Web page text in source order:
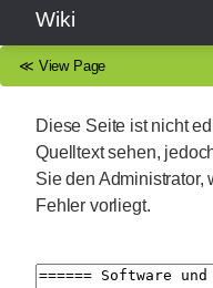
Wiki
≪ View Page
Diese Seite ist nicht
Quelltext sehen,
Sie den Administrator,
Fehler vorliegt.